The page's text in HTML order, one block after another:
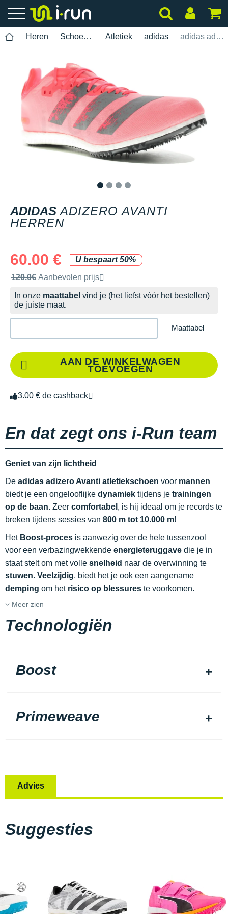
Heren Schoenen Atletiek adidas adidas adizero Avanti Herren
ADIDAS ADIZERO AVANTI
HERREN
60.00 €
U bespaart 50%
Door het merk aanbevolen verkoopprijs
120.0€ Aanbevolen prijs
In onze maattabel vind je (het liefst vóór het bestellen)
de juiste maat.
Maattabel
AAN DE WINKELWAGEN
TOEVOEGEN
3.00 € de cashback
En dat zegt ons i-Run team
Geniet van zijn lichtheid
De adidas adizero Avanti atletiekschoen voor mannen
biedt je een ongelooflijke dynamiek tijdens je trainingen
op de baan. Zeer comfortabel , is hij ideaal om je records te
breken tijdens sessies van 800 m tot 10.000 m!
Het Boost-proces is aanwezig over de hele tussenzool
voor een verbazingwekkende energieteruggave die je in
staat stelt om met volle snelheid naar de overwinning te
stuwen. Veelzijdig, biedt het je ook een aangename
demping om het risico op blessures te voorkomen.
Meer zien
Technologiën
Boost
Primeweave
Advies
Suggesties